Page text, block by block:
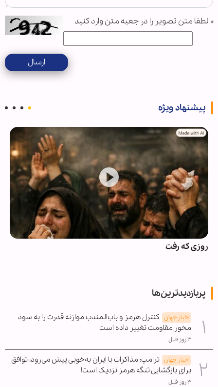
* لطفا متن تصویر را در جعبه متن وارد کنید
ارسال
پیشنهاد ویژه
روزی که رفت
پربازدیدترین‌ها
اخبار جهان کنترل هرمز و باب‌المندب موازنه قدرت را به سود
محور مقاومت تغییر داده است
۳ روز قبل
اخبار جهان ترامپ: مذاکرات با ایران به‌خوبی پیش می‌رود؛ توافق
برای بازگشایی تنگه هرمز نزدیک است!
۳ روز قبل